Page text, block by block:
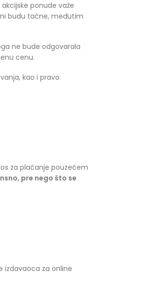
ponude važe
budu tačne, međutim
ne bude odgovarala
cenu.
kao i pravo
za plaćanje pouzećem
pre nego što se
izdavaoca za online